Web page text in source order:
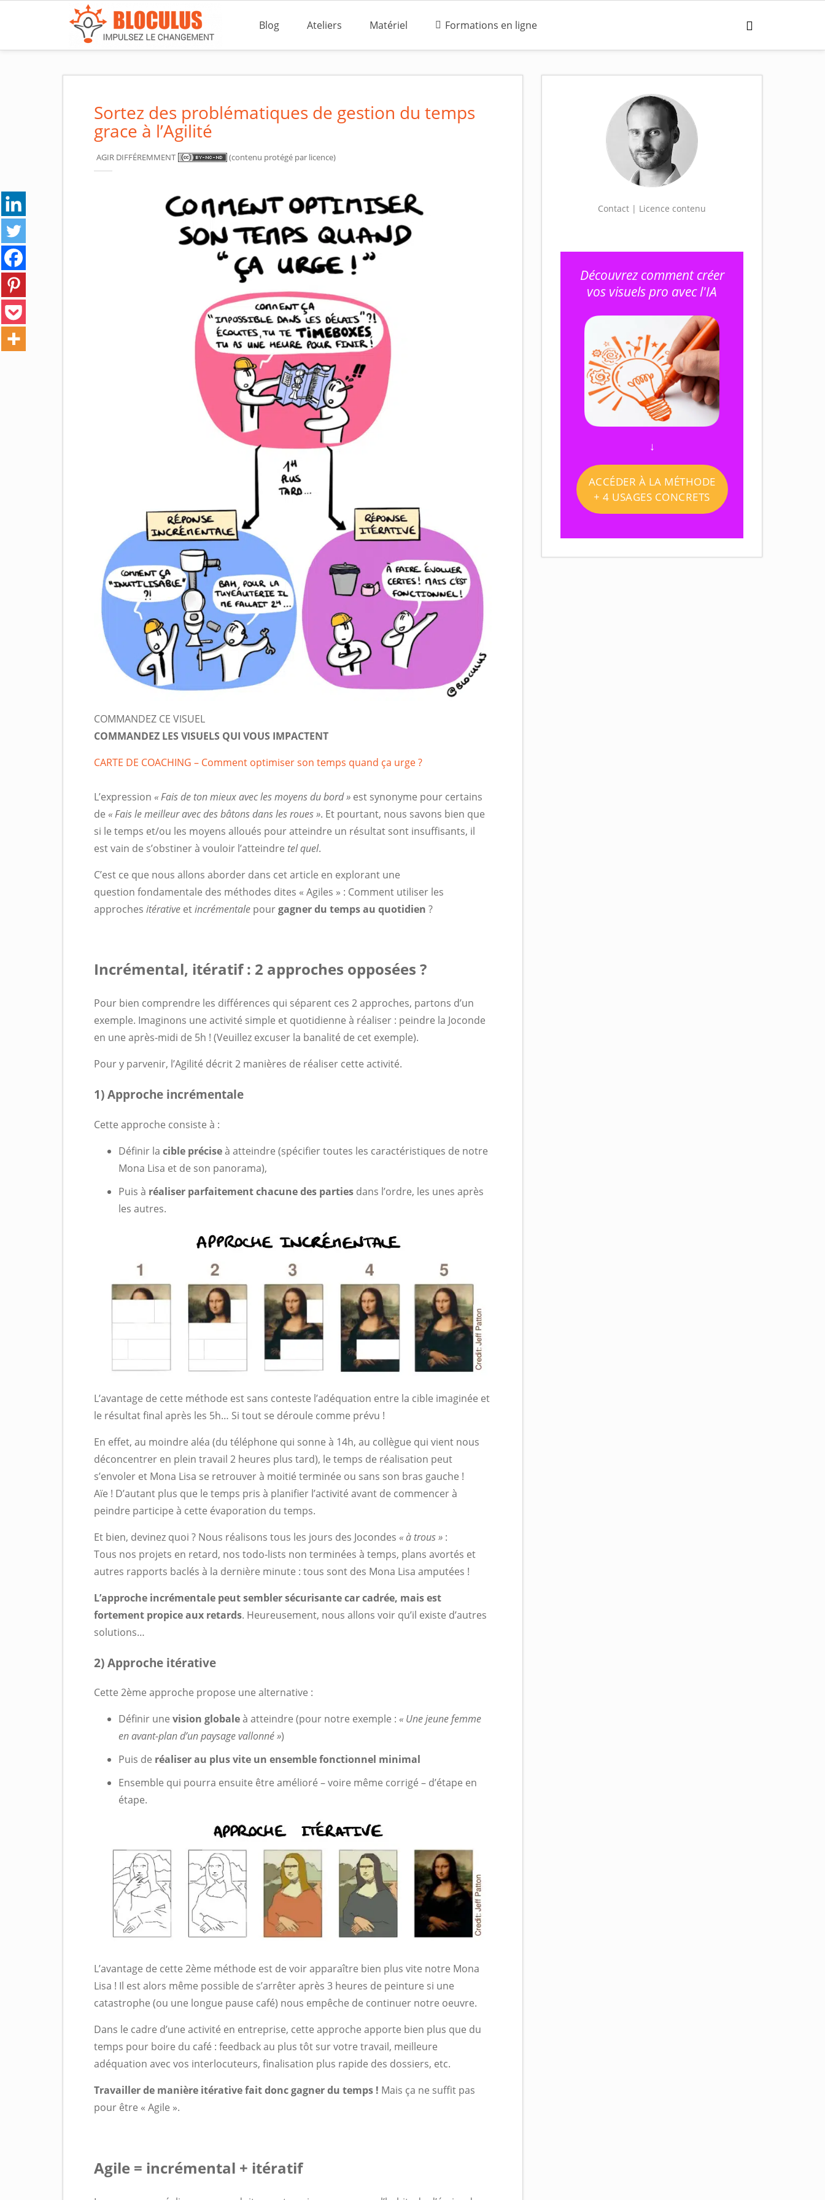
p
n
e
Blog Ateliers Matériel Formations en ligne
Sortez des problématiques de gestion du temps
grace à l’Agilité
AGIR DIFFÉREMMENT (contenu protégé par licence)
COMMANDEZ CE VISUEL
COMMANDEZ LES VISUELS QUI VOUS IMPACTENT
CARTE DE COACHING – Comment optimiser son temps quand ça urge ?
L’expression « Fais de ton mieuxavec les moyens du bord » est synonyme pour certains
de « Fais le meilleur avec des bâtons dans les roues ». Et pourtant, nous savons bien que
si le temps et/ou les moyens alloués pour atteindre un résultat sont insuffisants, il
est vain de s’obstiner à vouloir l’atteindre tel quel.
C’est ce que nous allons aborder dans cet article en explorant une
question fondamentale des méthodes dites « Agiles » : Comment utiliser les
approches itérative etincrémentale pourgagner du temps au quotidien ?
Incrémental, itératif : 2 approches opposées ?
Pour bien comprendre les différences qui séparent ces 2 approches, partons d’un
exemple. Imaginons une activité simple et quotidienne à réaliser : peindre la Joconde
en une après-midi de 5h ! (Veuillez excuser la banalité de cet exemple).
Pour y parvenir, l’Agilité décrit 2 manières de réaliser cette activité.
1) Approche incrémentale
Cette approche consiste à :
Définir la cible préciseà atteindre (spécifier toutes les caractéristiques de notre
Mona Lisa et de son panorama),
Puis à réaliser parfaitement chacune des parties dans l’ordre, les unes après
les autres.
L’avantage de cette méthode est sans conteste l’adéquation entre la cible imaginée et
le résultat final après les 5h… Si tout se déroule comme prévu !
En effet, au moindre aléa (du téléphone qui sonne à 14h, au collègue qui vient nous
déconcentrer en plein travail 2 heures plus tard), le temps de réalisation peut
s’envoler et Mona Lisa se retrouver à moitié terminée ou sans son bras gauche !
Aïe ! D’autant plus que le temps pris à planifier l’activité avant de commencer à
peindre participe à cette évaporation du temps.
Et bien, devinez quoi ? Nous réalisons tous les jours des Jocondes « à trous » :
Tous nos projets en retard, nos todo-lists non terminées à temps, plans avortés et
autres rapports baclés à la dernière minute : tous sont des Mona Lisa amputées !
L’approche incrémentale peut sembler sécurisante car cadrée, mais est
fortement propice aux retards. Heureusement, nous allons voir qu’il existe d’autres
solutions…
2) Approche itérative
Cette 2ème approche propose une alternative :
Définir une vision globaleà atteindre (pour notre exemple : « Une jeune femme
en avant-plan d’un paysage vallonné »)
Puis de réaliser au plus vite un ensemble fonctionnel minimal
Ensemble qui pourra ensuite être amélioré – voire même corrigé – d’étape en
étape.
L’avantage de cette 2ème méthode est de voir apparaître bien plus vite notre Mona
Lisa ! Il est alors même possible de s’arrêter après 3 heures de peinture si une
catastrophe (ou une longue pause café) nous empêche de continuer notre oeuvre.
Dans le cadre d’une activité en entreprise, cette approche apporte bien plus que du
temps pour boire du café : feedback au plus tôt sur votre travail, meilleure
adéquation avec vos interlocuteurs, finalisation plus rapide des dossiers, etc.
Travailler de manière itérative fait donc gagner du temps ! Mais ça ne suffit pas
pour être « Agile ».
Agile = incrémental + itératif
Contact | Licence contenu
Découvrez comment créer
vos visuels pro avec l'IA
↓
ACCÉDER À LA MÉTHODE
+ 4 USAGES CONCRETS